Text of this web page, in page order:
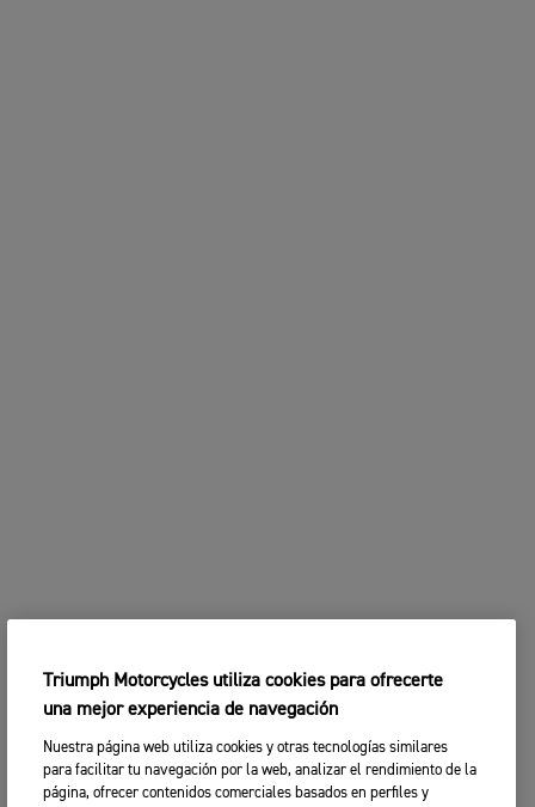
Triumph Motorcycles utiliza cookies para ofrecerte
una mejor experiencia de navegación
Nuestra página web utiliza cookies y otras tecnologías similares
para facilitar tu navegación por la web, analizar el rendimiento de la
página, ofrecer contenidos comerciales basados en perfiles y